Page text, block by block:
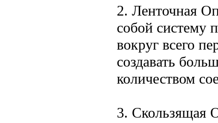
2. Ленточная
собой систему
вокруг всего
создавать
количеством
3. Скользящая